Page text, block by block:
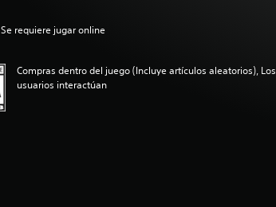
Se requiere jugar online
Compras dentro del juego (Incluye artículos aleatorios), Los
usuarios interactúan